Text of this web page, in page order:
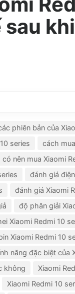
phiên bản của
series
cách
có nên mua Xiaomi
đánh giá
đánh giá Xiaomi
độ phân giải
Xiaomi Redmi 10
Xiaomi Redmi 10
năng đặc biệt của
không
Xiaomi
Xiaomi Redmi 10